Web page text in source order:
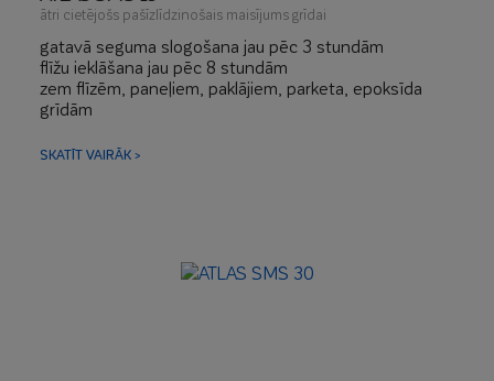
ātri cietējošs pašīzlīdzinošais maisījums grīdai
gatavā seguma slogošana jau pēc 3 stundām
flīžu ieklāšana jau pēc 8 stundām
zem flīzēm, paneļiem, paklājiem, parketa, epoksīda
grīdām
silto grīdu virskārtas izlīdzināšanai
SKATĪT VAIRĀK >